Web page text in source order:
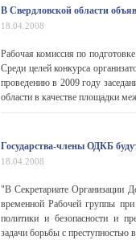
В Свердловской области
18.04.2008
Рабочая комиссия по
Среди целей конкурса
проведению в 2009 году
области в качестве площадки
Государства-члены ОДКБ
18.04.2008
"В Секретариате Организации
временной Рабочей группы
политики и безопасности и
задачи борьбы с